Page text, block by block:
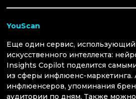
YouScan
Еще один сервис, использующий
искусственного интеллекта:
Insights Copilot поделится
из сферы инфлюенс-маркетинга.
инфлюенсеров, упоминания
аудитории по дням. Также